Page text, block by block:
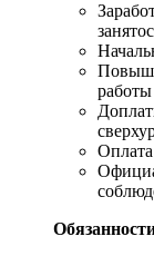
работы
Оплата